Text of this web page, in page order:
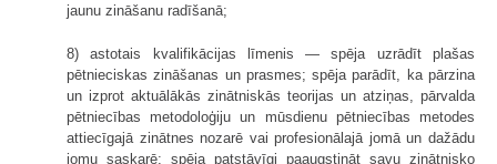
jaunu zināšanu radīšanā;
8) astotais kvalifikācijas līmenis — spēja uzrādīt plašas
pētnieciskas zināšanas un prasmes; spēja parādīt, ka pārzina
un izprot aktuālākās zinātniskās teorijas un atziņas, pārvalda
pētniecības metodoloģiju un mūsdienu pētniecības metodes
attiecīgajā zinātnes nozarē vai profesionālajā jomā un dažādu
jomu saskarē; spēja patstāvīgi paaugstināt savu zinātnisko